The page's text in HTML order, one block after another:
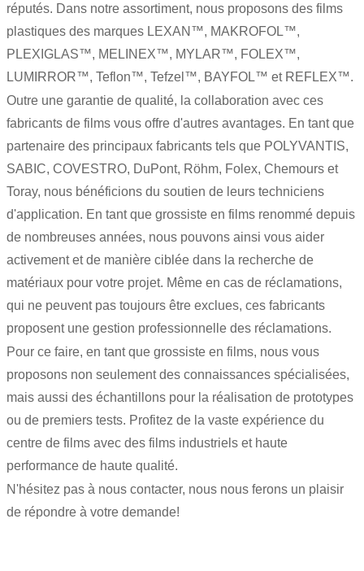
réputés. Dans notre assortiment, nous proposons des films
plastiques des marques LEXAN™, MAKROFOL™,
PLEXIGLAS™, MELINEX™, MYLAR™, FOLEX™,
LUMIRROR™, Teflon™, Tefzel ™, BAYFOL™ et REFLEX™.
Outre une garantie de qualité, la collaboration avec ces
fabricants de films vous offre d'autres avantages. En tant que
partenaire des principaux fabricants tels que POLYVANTIS,
SABIC, COVESTRO, DuPont, Röhm, Folex, Chemours et
Toray, nous bénéficions du soutien de leurs techniciens
d'application. En tant que grossiste en films renommé depuis
de nombreuses années, nous pouvons ainsi vous aider
activement et de manière ciblée dans la recherche de
matériaux pour votre projet. Même en cas de réclamations,
qui ne peuvent pas toujours être exclues, ces fabricants
proposent une gestion professionnelle des réclamations.
Pour ce faire, en tant que grossiste en films, nous vous
proposons non seulement des connaissances spécialisées,
mais aussi des échantillons pour la réalisation de prototypes
ou de premiers tests. Profitez de la vaste expérience du
centre de films avec des films industriels et haute
performance de haute qualité.
N'hésitez pas à nous contacter, nous nous ferons un plaisir
de répondre à votre demande!